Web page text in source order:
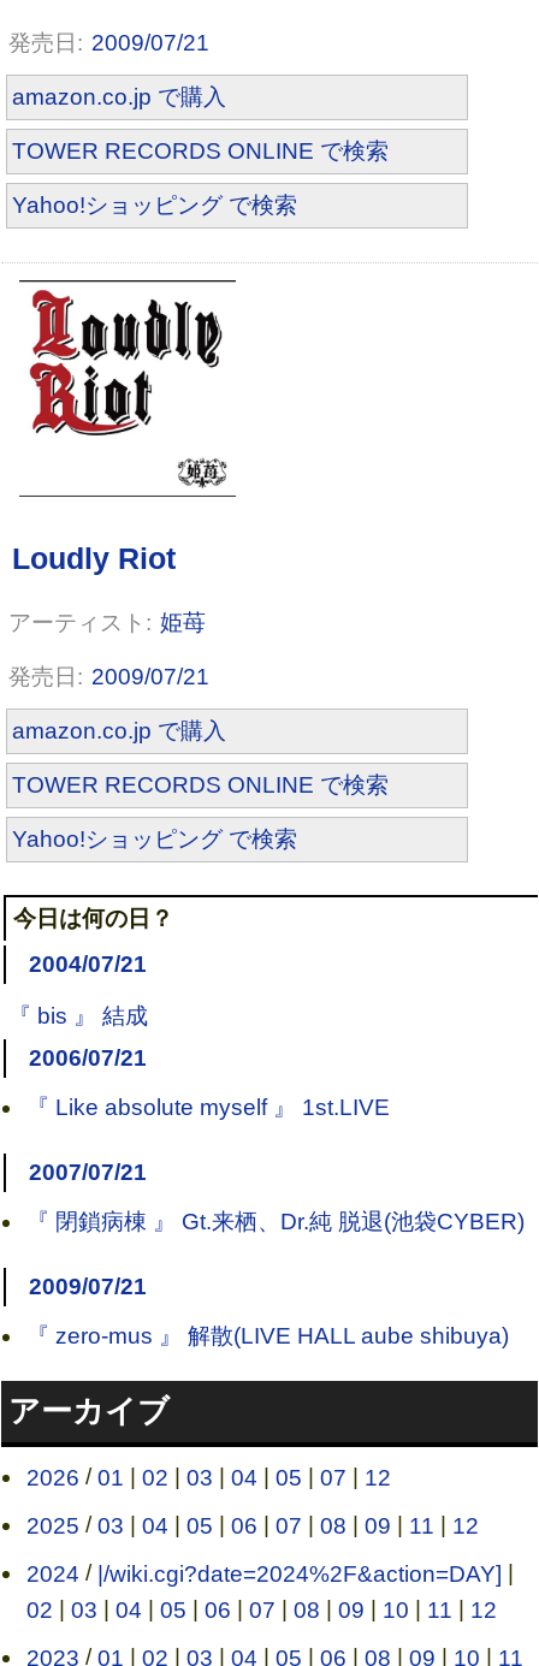
2009/07/21
amazon.co.jp で購入
TOWER RECORDS ONLINE で検索
Yahoo!ショッピング で検索
姫苺
2009/07/21
amazon.co.jp で購入
TOWER RECORDS ONLINE で検索
Yahoo!ショッピング で検索
今日は何の日？
2004/07/21
『 bis 』 結成
2006/07/21
『 Like absolute myself 』 1st.LIVE
2007/07/21
『 閉鎖病棟 』 Gt.来栖、Dr.純 脱退(池袋CYBER)
2009/07/21
『 zero-mus 』 解散(LIVE HALL aube shibuya)
アーカイブ
2026 /01 02 03 04 05 07
12
2025 /03 04 05 06 07 08 09 11
12
2024 / |/wiki.cgi?date=2024%2F&action=DAY]
02
03 04 05 06 07 08 09 10 11
12
2023 /01 02 03 04 05 06 08 09 10 11